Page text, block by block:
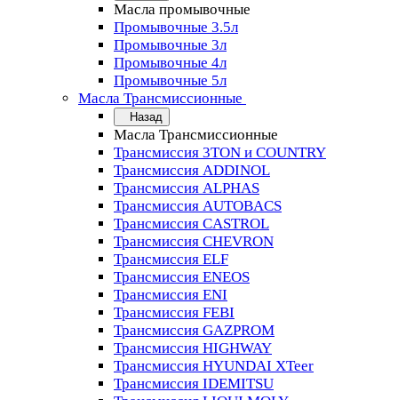
Масла промывочные
Промывочные 3.5л
Промывочные 3л
Промывочные 4л
Промывочные 5л
Масла Трансмиссионные
Назад
Масла Трансмиссионные
Трансмиссия 3TON и COUNTRY
Трансмиссия ADDINOL
Трансмиссия ALPHAS
Трансмиссия AUTOBACS
Трансмиссия CASTROL
Трансмиссия CHEVRON
Трансмиссия ELF
Трансмиссия ENEOS
Трансмиссия ENI
Трансмиссия FEBI
Трансмиссия GAZPROM
Трансмиссия HIGHWAY
Трансмиссия HYUNDAI XTeer
Трансмиссия IDEMITSU